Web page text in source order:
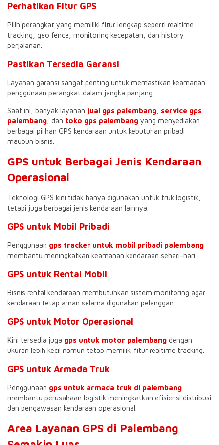
Perhatikan Fitur GPS
Pilih perangkat yang memiliki fitur lengkap seperti realtime
tracking, geo fence, monitoring kecepatan, dan history
perjalanan.
Pastikan Tersedia Garansi
Layanan garansi sangat penting untuk memastikan keamanan
penggunaan perangkat dalam jangka panjang.
Saat ini, banyak layanan jual gps palembang service gps
palembang , dan toko gps palembang yang menyediakan
berbagai pilihan GPS kendaraan untuk kebutuhan pribadi
maupun bisnis.
GPS untuk Berbagai Jenis Kendaraan
Operasional
Teknologi GPS kini tidak hanya digunakan untuk truk logistik,
tetapi juga berbagai jenis kendaraan lainnya.
GPS untuk Mobil Pribadi
Penggunaan gps tracker untuk mobil pribadi palembang
membantu meningkatkan keamanan kendaraan sehari-hari.
GPS untuk Rental Mobil
Bisnis rental kendaraan membutuhkan sistem monitoring agar
kendaraan tetap aman selama digunakan pelanggan.
GPS untuk Motor Operasional
Kini tersedia juga gps untuk motor palembang dengan
ukuran lebih kecil namun tetap memiliki fitur realtime tracking.
GPS untuk Armada Truk
Penggunaan gps untuk armada truk di palembang
membantu perusahaan logistik meningkatkan efisiensi distribusi
dan pengawasan kendaraan operasional.
Area Layanan GPS di Palembang